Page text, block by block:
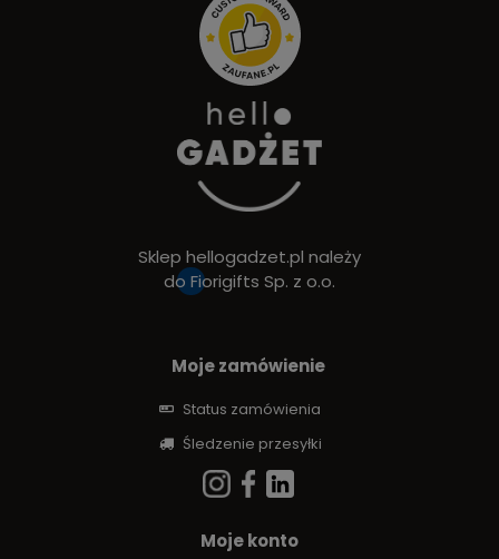
Sklep hellogadzet.pl należy
do Fiorigifts Sp. z o.o.
Moje zamówienie
Status zamówienia
Śledzenie przesyłki
Moje konto